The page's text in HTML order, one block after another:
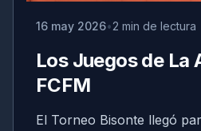
16 may 2026 2 min de lectura
Los Juegos de La
FCFM
El Torneo Bisonte llegó